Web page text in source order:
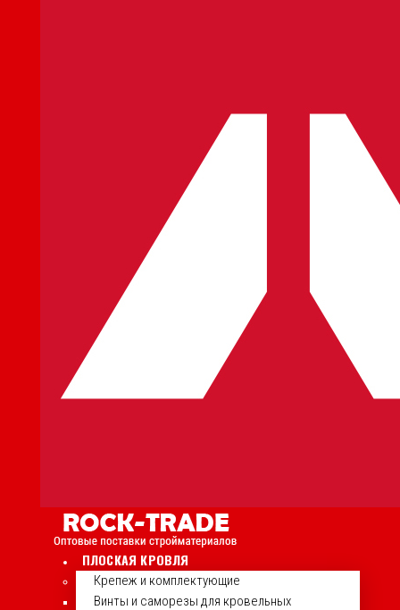
ПЛОСКАЯ КРОВЛЯ
Крепеж и комплектующие
Винты и саморезы для кровельных